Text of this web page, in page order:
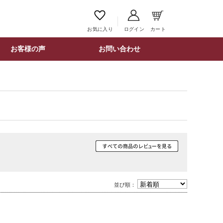
お気に入り ログイン カート
お客様の声 お問い合わせ
並び順：